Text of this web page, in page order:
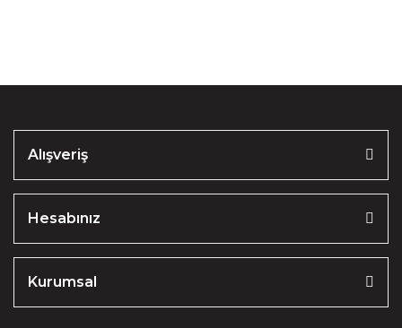
Alışveriş
Hesabınız
Kurumsal